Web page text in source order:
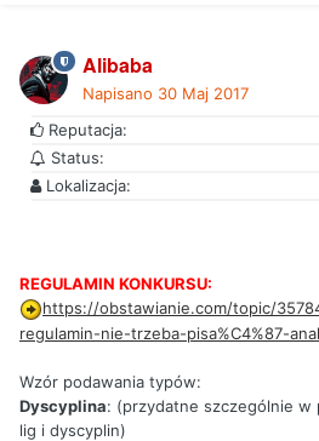
Alibaba
Napisano 30 Maj 2017
Reputacja:
Status:
Lokalizacja:
REGULAMIN KONKURSU:
https://obstawianie.com/topic/
regulamin-nie-trzeba-pisa%C4%87-
Wzór podawania typów:
Dyscyplina: (przydatne szczególnie w
lig i dyscyplin)